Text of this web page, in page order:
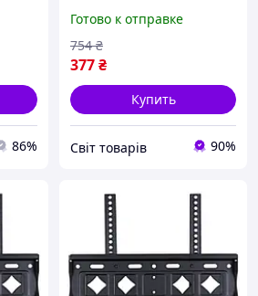
86%
крепление с наклоном и
поворотом для монтажа
Готово к отправке
377₴
754 ₴
Купить
Cвіт товарів 90%